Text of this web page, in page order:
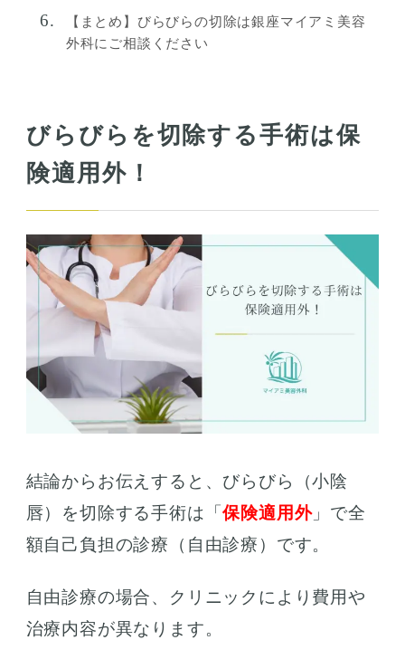
【まとめ】びらびらの切除は銀座マイアミ美容
外科にご相談ください
びらびらを切除する手術は保
険適用外！
結論からお伝えすると、びらびら（小陰
唇）を切除する手術は「保険適用外」で全
額自己負担の診療（自由診療）です。
自由診療の場合、クリニックにより費用や
治療内容が異なります。